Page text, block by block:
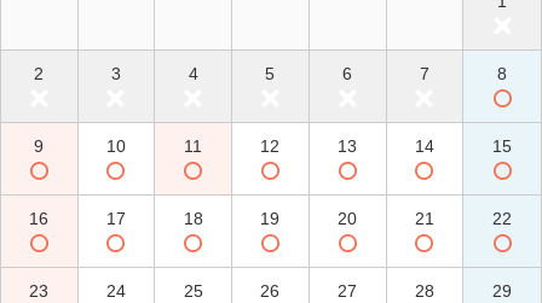
2 3 4 5 6 7 8
9 10 11 12 13 14 15
16 17 18 19 20 21 22
23 24 25 26 27 28 29